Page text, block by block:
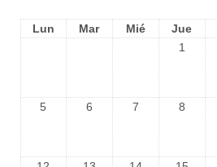
Lun Mar Mié Jue
1
5 6 7 8